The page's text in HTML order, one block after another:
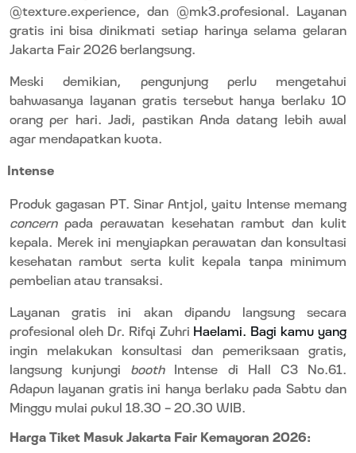
@texture.experience, dan @mk3.profesional. Layanan
gratis ini bisa dinikmati setiap harinya selama gelaran
Jakarta Fair 2026 berlangsung.
Meski demikian, pengunjung perlu mengetahui
bahwasanya layanan gratis tersebut hanya berlaku 10
orang per hari. Jadi, pastikan Anda datang lebih awal
agar mendapatkan kuota.
Intense
Produk gagasan PT. Sinar Antjol, yaitu Intense memang
concernpada perawatan kesehatan rambut dan kulit
kepala. Merek ini menyiapkan perawatan dan konsultasi
kesehatan rambut serta kulit kepala tanpa minimum
pembelian atau transaksi.
Layanan gratis ini akan dipandu langsung secara
profesional oleh Dr. Rifqi Zuhri Haelami. Bagi kamu yang
ingin melakukan konsultasi dan pemeriksaan gratis,
langsung kunjungi boothIntense di Hall C3 No.61.
Adapun layanan gratis ini hanya berlaku pada Sabtu dan
Minggu mulai pukul 18.30 – 20.30 WIB.
Harga Tiket Masuk Jakarta Fair Kemayoran 2026: